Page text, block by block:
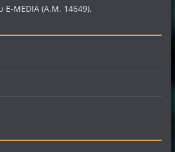
MEDIA (A.M. 14649).